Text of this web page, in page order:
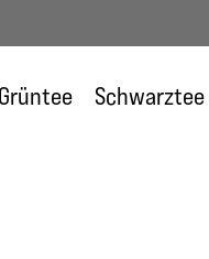
Grüntee Schwarztee